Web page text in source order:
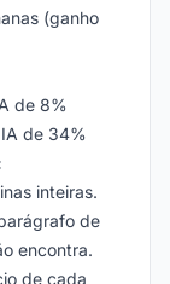
(ganho
de 8%
de 34%
inteiras.
de
encontra.
de cada